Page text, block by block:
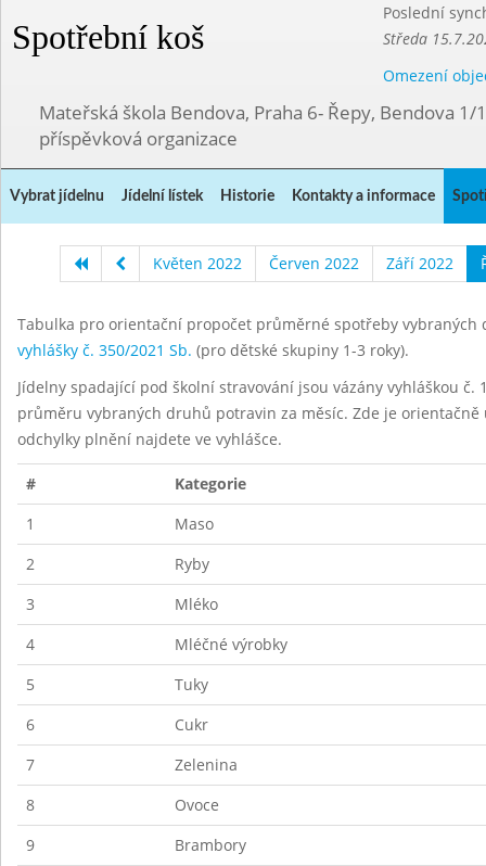
Spotřební koš
Poslední
Středa
Omezení
Mateřská škola Bendova, Praha 6- Řepy, Bendova 1/
příspěvková organizace
Vybrat jídelnu Jídelní lístek Historie Kontakty a informace
Květen 2022 Červen 2022 Září 2022
Tabulka pro orientační propočet průměrné spotřeby
vyhlášky č. 350/2021 Sb. (pro dětské skupiny 1-3 roky).
Jídelny spadající pod školní stravování jsou vázány vyhláškou
průměru vybraných druhů potravin za měsíc. Zde je
odchylky plnění najdete ve vyhlášce.
#
Kategorie
1
Maso
2
Ryby
3
Mléko
4
Mléčné výrobky
5
Tuky
6
Cukr
7
Zelenina
8
Ovoce
9
Brambory